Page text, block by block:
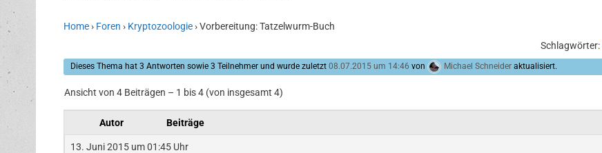
Home› Foren › Kryptozoologie›Vorbereitung: Tatzelwurm-Buch
Schlagwörter:
Dieses Thema hat 3 Antworten sowie 3 Teilnehmer und wurde zuletzt08.07.2015 um 14:46 von Michael Schneider aktualisiert.
Ansicht von 4 Beiträgen – 1 bis 4 (von insgesamt 4)
Autor Beiträge
13. Juni 2015 um 01:45 Uhr